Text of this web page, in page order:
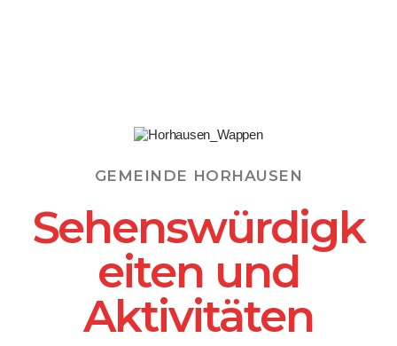
GEMEINDE HORHAUSEN
Sehenswürdigk
eiten und
Aktivitäten